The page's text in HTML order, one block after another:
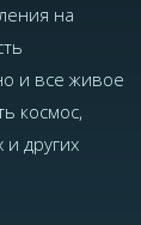
на
и все живое
космос,
и других